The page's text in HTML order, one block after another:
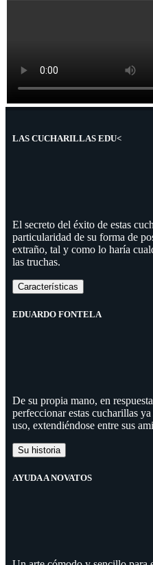
LAS CUCHARILLAS EDU<
El secreto del éxito de estas
particularidad de su forma de
extraño, tal y como lo haría
las truchas.
Características
EDUARDO FONTELA
De su propia mano, en
perfeccionar estas cucharillas
uso, extendiéndose entre sus
Su historia
AYUDA A NOVATOS